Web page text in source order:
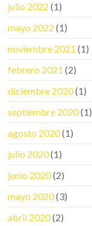
julio 2022 (1)
mayo 2022 (1)
noviembre 2021 (1)
febrero 2021 (2)
diciembre 2020(1)
septiembre 2020(1)
agosto 2020(1)
julio 2020(1)
junio 2020(2)
mayo 2020(3)
abril 2020(2)